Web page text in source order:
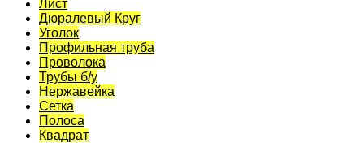
Лист
Дюралевый Круг
Уголок
Профильная труба
Проволока
Трубы б/у
Нержавейка
Сетка
Полоса
Квадрат